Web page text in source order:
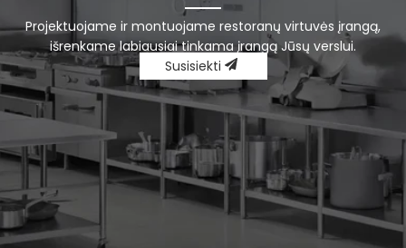
Projektuojame ir montuojame restoranų virtuvės įrangą,
išrenkame labiausiai tinkama įrangą Jūsų verslui.
Susisiekti